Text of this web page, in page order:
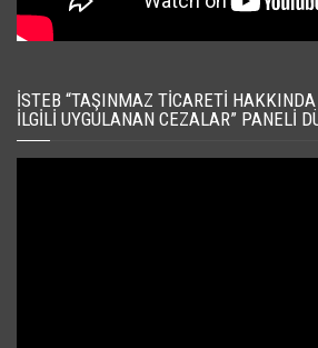
İSTEB “TAŞINMAZ TICARETI
İLGILI UYGULANAN CEZALAR” PANELI